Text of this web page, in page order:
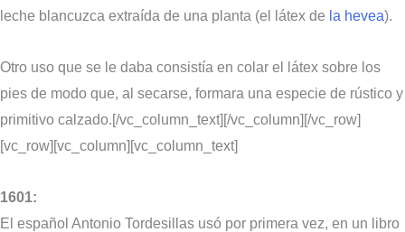
leche blancuzca extraída de una planta (el látex de la hevea).
Otro uso que se le daba consistía en colar el látex sobre los
pies de modo que, al secarse, formara una especie de rústico y
primitivo calzado.[/vc_column_text][/vc_column][/vc_row]
[vc_row][vc_column][vc_column_text]
1601:
El español Antonio Tordesillas usó por primera vez, en un libro